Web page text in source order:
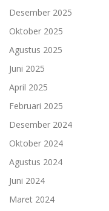
Desember 2025
Oktober 2025
Agustus 2025
Juni 2025
April 2025
Februari 2025
Desember 2024
Oktober 2024
Agustus 2024
Juni 2024
Maret 2024